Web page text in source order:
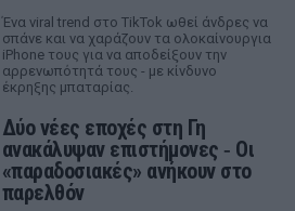
Ένα viral trend στο TikTok ωθεί άνδρες να
σπάνε και να χαράζουν τα ολοκαίνουργια
iPhone τους για να αποδείξουν την
αρρενωπότητά τους - με κίνδυνο
έκρηξης μπαταρίας.
Δύο νέες εποχές στη Γη
ανακάλυψαν επιστήμονες ‑ Oι
«παραδοσιακές» ανήκουν στο
παρελθόν